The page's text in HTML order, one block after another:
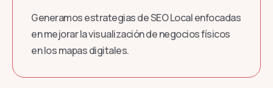
Generamos estrategias de SEO Local enfocadas
en mejorar la visualización de negocios físicos
en los mapas digitales.